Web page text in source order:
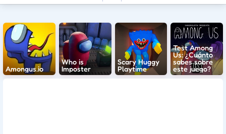
Amongus.io
Who is
Imposter
Scary Huggy
Playtime
Test Among
Us: ¿Cuánto
sabes sobre
este juego?